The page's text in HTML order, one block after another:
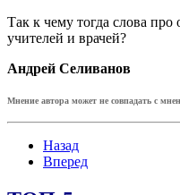
Так к чему тогда слова
учителей и врачей?
Андрей Селиванов
Мнение автора может не совпадать с
Назад
Вперед